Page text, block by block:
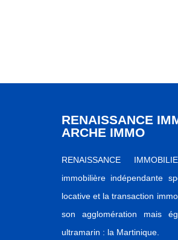
RENAISSANCE
ARCHE IMMO
RENAISSANCE
immobilière indépendante
locative et la transaction
son agglomération mais
ultramarin : la Martinique.